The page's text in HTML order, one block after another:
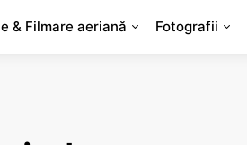
& Filmare aeriană Fotografii